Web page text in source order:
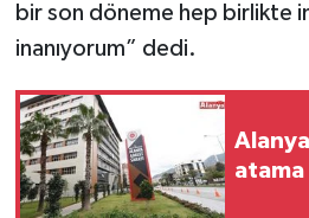
bir son döneme hep birlikte
inanıyorum” dedi.
atama